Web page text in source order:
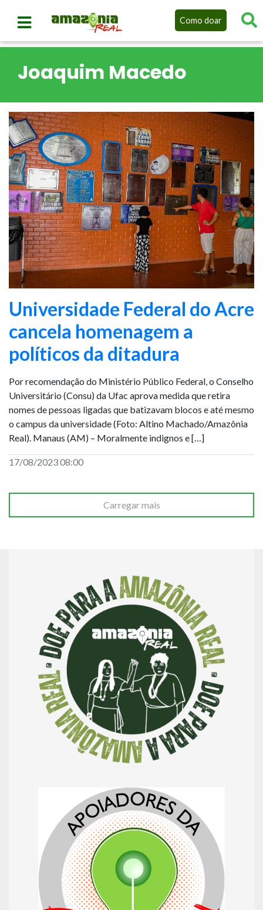
Como doar
Joaquim Macedo
Universidade Federal do Acre
cancela homenagem a
políticos da ditadura
Por recomendação do Ministério Público Federal, o Conselho
Universitário (Consu) da Ufac aprova medida que retira
nomes de pessoas ligadas que batizavam blocos e até mesmo
o campus da universidade (Foto: Altino Machado/Amazônia
Real). Manaus (AM) – Moralmente indignos e […]
17/08/2023 08:00
Carregar mais